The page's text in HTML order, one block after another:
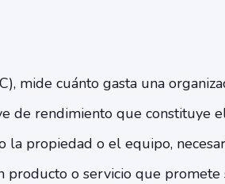
mide cuánto gasta una
de rendimiento que constituye
la propiedad o el equipo,
producto o servicio que promete